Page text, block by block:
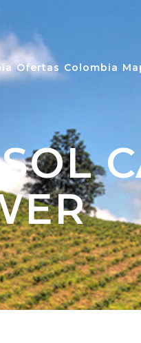
Ofertas Colombia